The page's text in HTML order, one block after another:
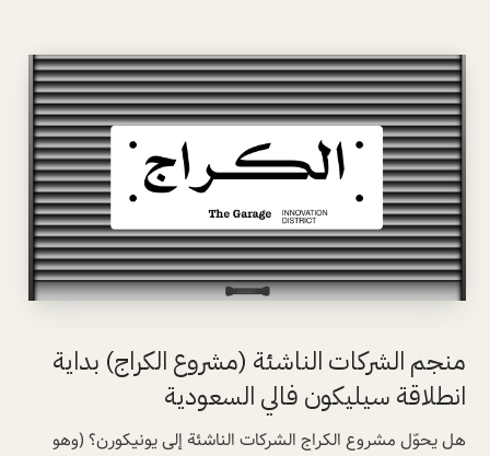
منجم الشركات الناشئة (مشروع الكراج) بداية
انطلاقة سيليكون فالي السعودية
هل يحوّل مشروع الكراج الشركات الناشئة إلى يونيكورن؟ (وهو